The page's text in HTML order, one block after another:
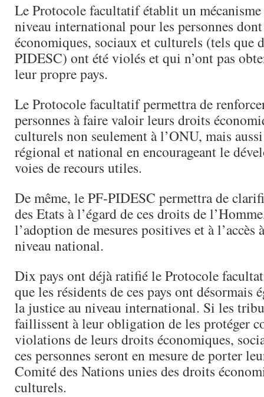
Le Protocole facultatif établit un
niveau international pour les personnes
économiques, sociaux et culturels (tels que
PIDESC) ont été violés et qui n’ont pas
leur propre pays.
Le Protocole facultatif permettra de
personnes à faire valoir leurs droits
culturels non seulement à l’ONU, mais
régional et national en encourageant le
voies de recours utiles.
De même, le PF-PIDESC permettra de
des Etats à l’égard de ces droits de
l’adoption de mesures positives et à l’accès
niveau national.
Dix pays ont déjà ratifié le Protocole
que les résidents de ces pays ont désormais
la justice au niveau international. Si les
faillissent à leur obligation de les protéger
violations de leurs droits économiques,
ces personnes seront en mesure de porter
Comité des Nations unies des droits
culturels.